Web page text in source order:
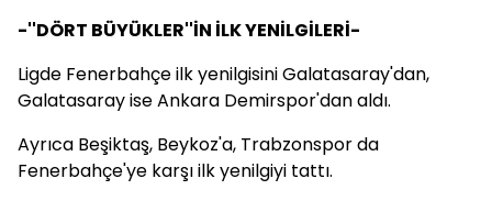
-''DÖRT BÜYÜKLER''İN İLK YENİLGİLERİ-
Ligde Fenerbahçe ilk yenilgisini Galatasaray'dan,
Galatasaray ise Ankara Demirspor'dan aldı.
Ayrıca Beşiktaş, Beykoz'a, Trabzonspor da
Fenerbahçe'ye karşı ilk yenilgiyi tattı.